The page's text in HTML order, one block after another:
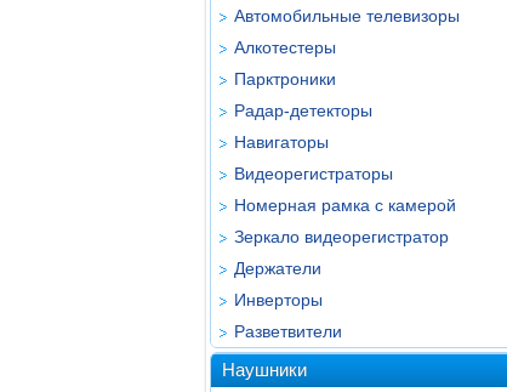
Автомобильные телевизоры
Алкотестеры
Парктроники
Радар-детекторы
Навигаторы
Видеорегистраторы
Номерная рамка с камерой
Зеркало видеорегистратор
Держатели
Инверторы
Разветвители
Наушники